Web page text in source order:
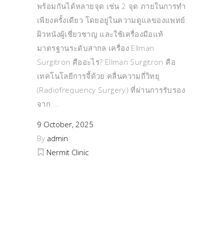
พร้อมกันได้หลายจุด เช่น 2 จุด ภายในการทำ
เพียงครั้งเดียว โดยอยู่ในความดูแลของแพทย์
ผิวหนังผู้เชี่ยวชาญ และใช้เครื่องมือแท้
มาตรฐานระดับสากล เครื่อง Ellman
Surgitron คืออะไร? Ellman Surgitron คือ
เทคโนโลยีการจี้ด้วย คลื่นความถี่วิทยุ
(Radiofrequency Surgery) ที่ผ่านการรับรอง
จาก
9 October, 2025
By admin
Nermit Clinic